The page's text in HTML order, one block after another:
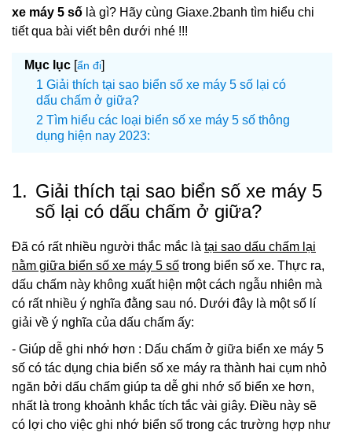
xe máy 5 số là gì? Hãy cùng Giaxe.2banh tìm hiểu chi
tiết qua bài viết bên dưới nhé !!!
Mục lục [ẩn đi]
Giải thích tại sao biển số xe máy 5 số lại có
dấu chấm ở giữa?
Tìm hiểu các loại biển số xe máy 5 số thông
dụng hiện nay 2023:
1. Giải thích tại sao biển số xe máy 5
số lại có dấu chấm ở giữa?
Đã có rất nhiều người thắc mắc là tại sao dấu chấm lại
nằm giữa biển số xe máy 5 số trong biển số xe. Thực ra,
dấu chấm này không xuất hiện một cách ngẫu nhiên mà
có rất nhiều ý nghĩa đằng sau nó. Dưới đây là một số lí
giải về ý nghĩa của dấu chấm ấy:
- Giúp dễ ghi nhớ hơn : Dấu chấm ở giữa biển xe máy 5
số có tác dụng chia biển số xe máy ra thành hai cụm nhỏ
ngăn bởi dấu chấm giúp ta dễ ghi nhớ số biển xe hơn,
nhất là trong khoảnh khắc tích tắc vài giây. Điều này sẽ
có lợi cho việc ghi nhớ biển số trong các trường hợp như